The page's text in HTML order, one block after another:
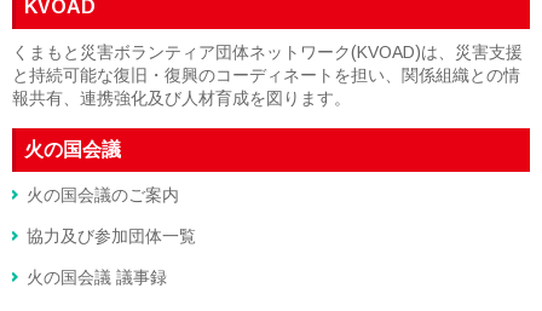
KVOAD
くまもと災害ボランティア団体ネットワーク(KVOAD)は、災害支援
と持続可能な復旧・復興のコーディネートを担い、関係組織との情
報共有、連携強化及び人材育成を図ります。
火の国会議
火の国会議のご案内
協力及び参加団体一覧
火の国会議 議事録